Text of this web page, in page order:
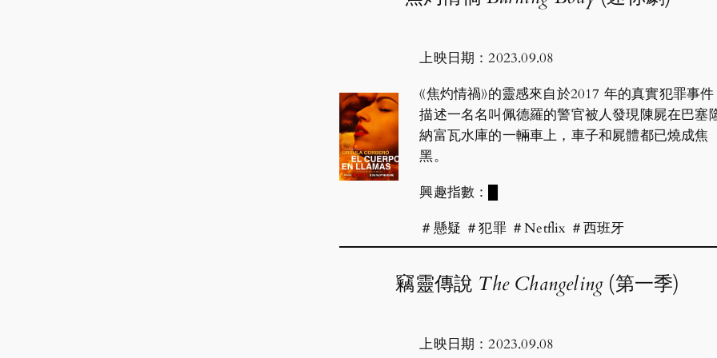
上映日期：2023.09.08
《焦灼情禍》的靈感來自於2017 年的真實犯罪事
描述一名名叫佩德羅的警官被人發現陳屍在巴塞
納富瓦水庫的一輛車上，車子和屍體都已燒成焦
黑。
興趣指數：
＃懸疑 ＃犯罪 ＃Netflix ＃西班牙
竊靈傳說 The Changeling (第一季)
上映日期：2023.09.08